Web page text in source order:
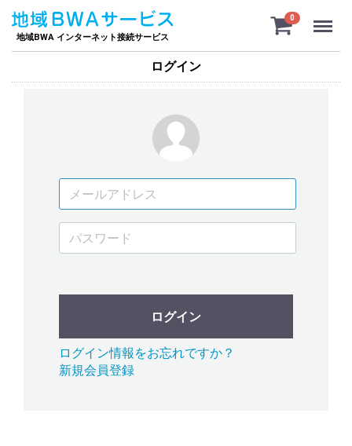
地域BWA インターネット接続サービス
0 Menu
ログイン
ログイン
ログイン情報をお忘れですか？
新規会員登録